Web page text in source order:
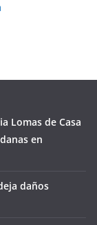
Lomas de Casa
en
daños